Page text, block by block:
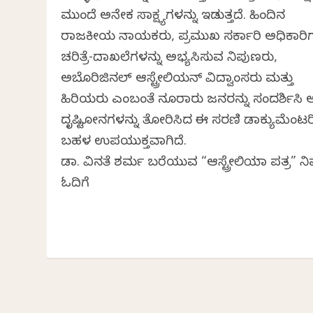
ಮುಂದೆ ಅನೇಕ ಸಾಕ್ಷ್ಯಗಳನ್ನು ಇಡುತ್ತದೆ. ಹಿಂದಿನ
ರಾಜಕೀಯ ನಾಯಕರು, ಪ್ರಮುಖ ಸರ್ಕಾರಿ
ಚರಿತ್ರೆ-ದಾಖಲೆಗಳನ್ನು ಅಭ್ಯಸಿಸುವ ನಿಪುಣರು,
ಅಬೊರಿಜಿನಲ್ ಆಸ್ಟ್ರೇಲಿಯನ್ ವಿದ್ವಾಂಸರು ಮತ್ತು
ಹಿರಿಯರು ಎಂಬಂತೆ ನೂರಾರು ಜನರನ್ನು ಸಂದರ್ಶಿಸಿ
ದೃಷ್ಟಿಕೋನಗಳನ್ನು ತೋರಿಸಿದ ಈ ಸರಣಿ
ಬಹಳ ಉಪಯುಕ್ತವಾಗಿದೆ.
ಡಾ. ವಿನತೆ ಶರ್ಮ ಬರೆಯುವ “ಆಸ್ಟ್ರೇಲಿಯಾ ಪತ್ರ”
ಓದಿಗೆ